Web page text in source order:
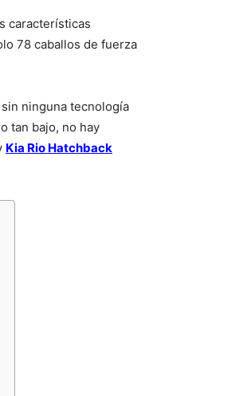
características
78 caballos de fuerza
ninguna tecnología
tan bajo, no hay
Kia Rio Hatchback